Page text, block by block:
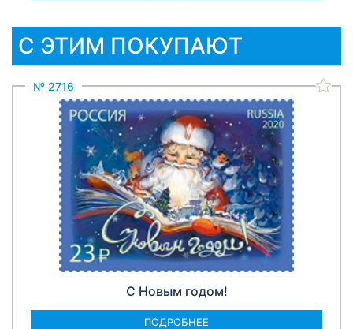
С ЭТИМ ПОКУПАЮТ
№ 2716
С Новым годом!
ПОДРОБНЕЕ